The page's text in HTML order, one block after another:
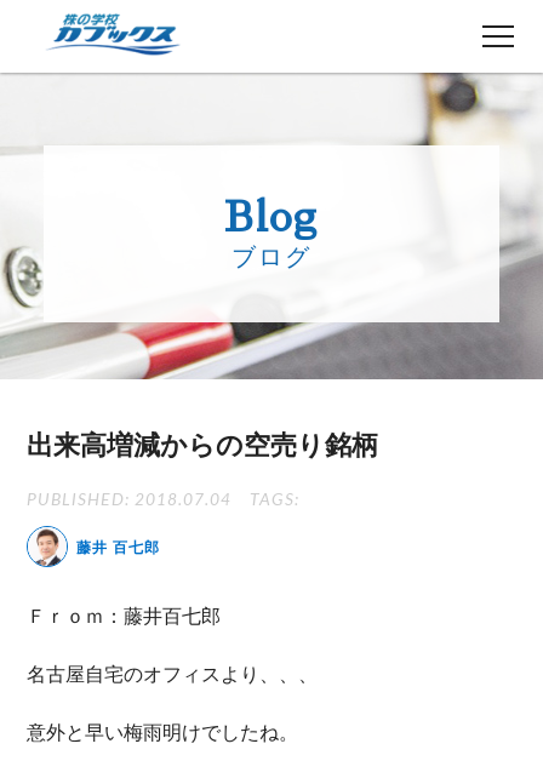
５分でわかるカブックス
授業日程
生徒さんの声
講師ブログ
お知らせ
Blog
ブログ
出来高増減からの空売り銘柄
PUBLISHED: 2018.07.04 TAGS:
藤井 百七郎
Ｆｒｏｍ：藤井百七郎
名古屋自宅のオフィスより、、、
意外と早い梅雨明けでしたね。